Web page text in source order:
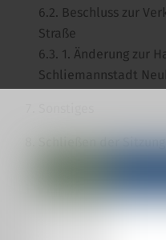
6.2. Beschluss zur
Straße
6.3. 1. Änderung zur
Schliemannstadt
Schließen der Sitzung